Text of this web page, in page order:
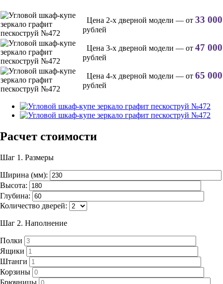
Цена 2-х дверной модели — от 33 000
рублей
Цена 3-х дверной модели — от 47 000
рублей
Цена 4-х дверной модели — от 65 000
рублей
Расчет стоимости
Шаг 1. Размеры
Ширина (мм):
Высота:
Глубина:
Количество дверей:
Шаг 2. Наполнение
Полки
Ящики
Штанги
Корзины
Брючницы